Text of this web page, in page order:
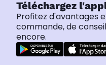
Téléchargez
Profitez d'avantages
commande, de
encore.